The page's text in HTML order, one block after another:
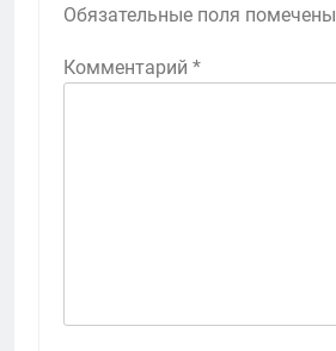
Обязательные поля помечены
Комментарий *